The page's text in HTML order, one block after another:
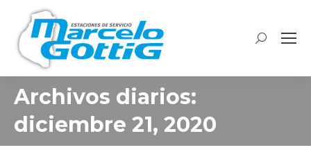
Buscar:
Archivos diarios:
diciembre 21, 2020